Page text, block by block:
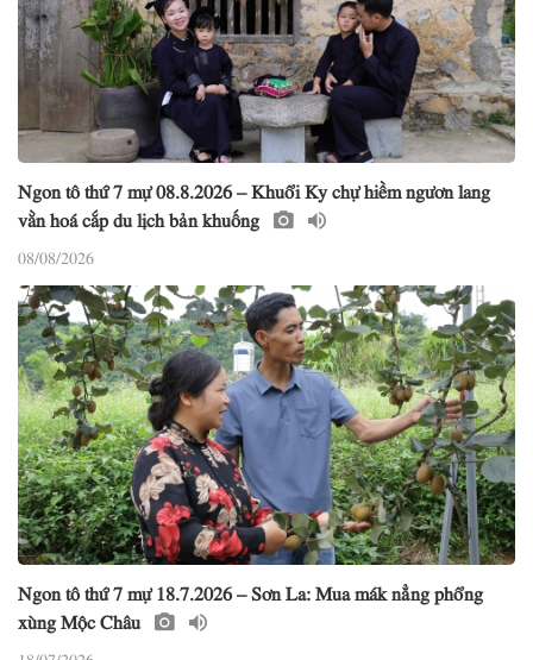
Ngon tô thứ 7 mự 08.8.2026 – Khuổi Ky chự hiềm ngươn lang
vằn hoá cắp du lịch bản khuống
08/08/2026
Ngon tô thứ 7 mự 18.7.2026 – Sơn La: Mua mák nẳng phổng
xùng Mộc Châu